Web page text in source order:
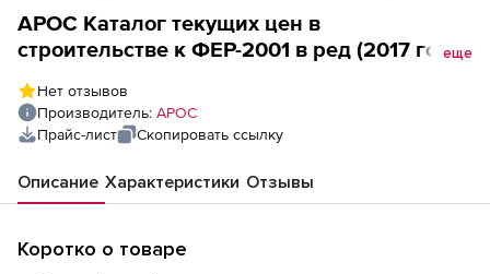
АРОС Каталог текущих цен в
строительстве к ФЕР-2001 в ред (2017 года,
Стройинформресурс, за 1 месяц), 1-е
рабочее место
еще
Нет отзывов
Производитель: АРОС
Прайс-лист
Скопировать ссылку
Описание Характеристики Отзывы
Коротко о товаре